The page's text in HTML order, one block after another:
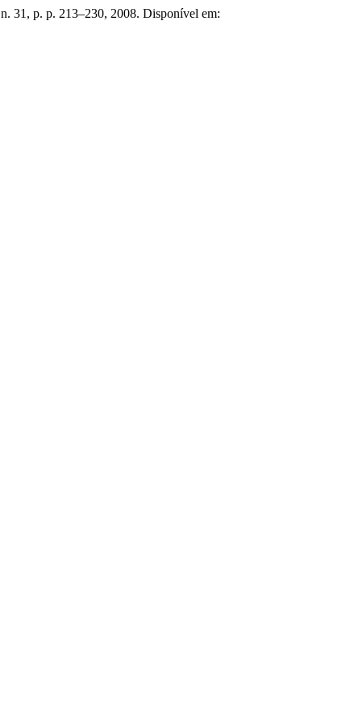
31, p. p. 213–230, 2008. Disponível em: